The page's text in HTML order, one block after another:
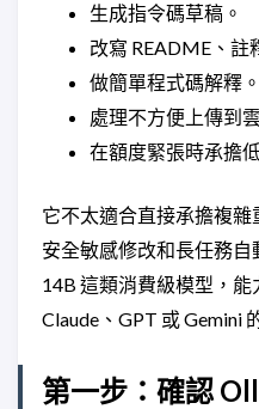
生成指令碼草稿。
改寫 README、註
做簡單程式碼解釋。
處理不方便上傳到
在額度緊張時承擔
它不太適合直接承擔複雜
安全敏感修改和長任務自
14B 這類消費級模型，
Claude、GPT 或 Gemini
第一步：確認